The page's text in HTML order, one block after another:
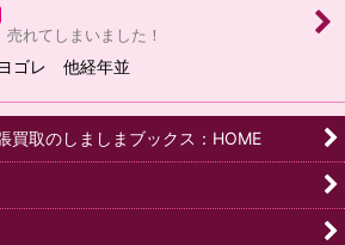
れてしまいました！
ゴレ 他経年並
買取のしましまブックス：HOME